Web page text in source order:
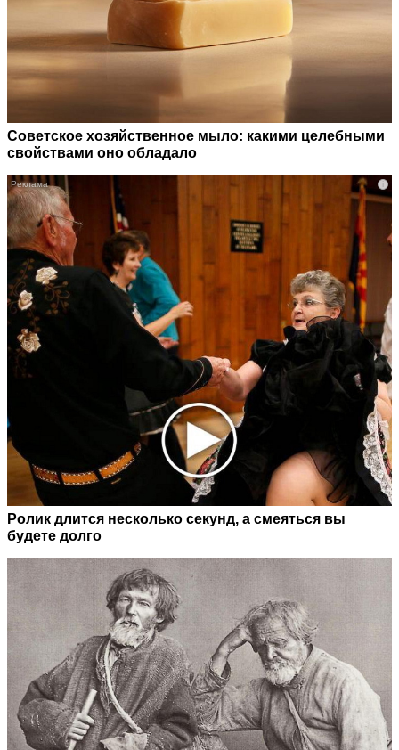
Советское хозяйственное мыло: какими целебными
свойствами оно обладало
i
Ролик длится несколько секунд, а смеяться вы
будете долго